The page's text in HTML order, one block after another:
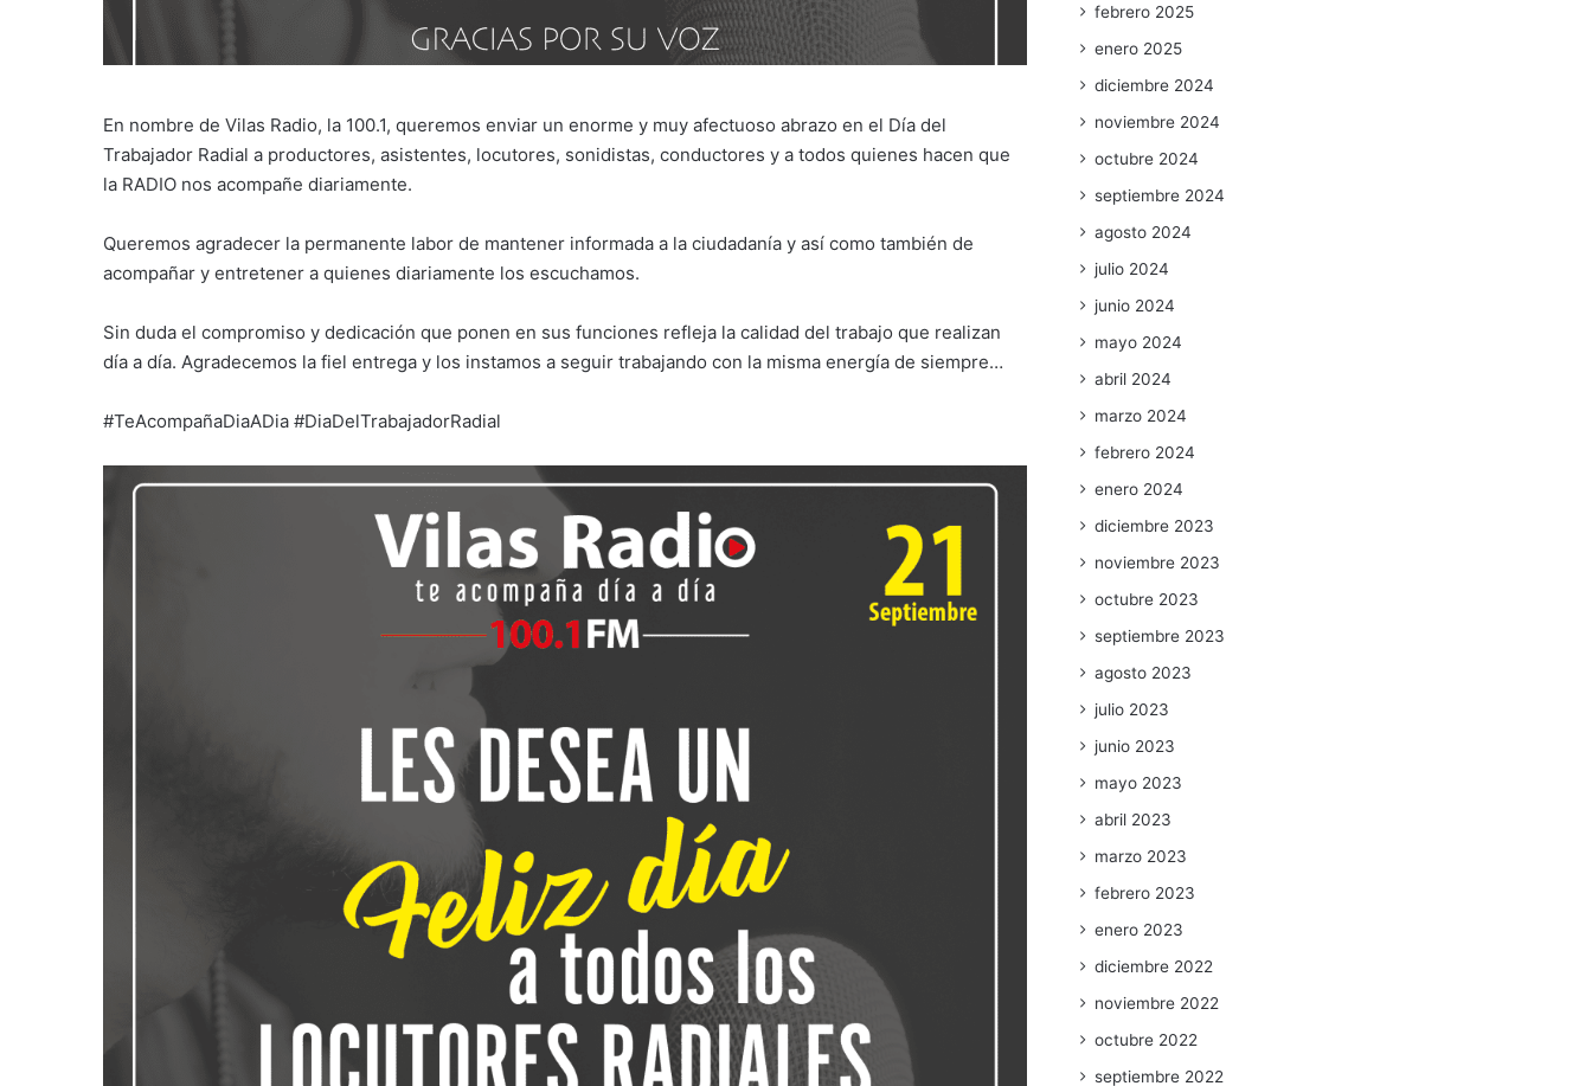
En nombre de Vilas Radio, la 100.1, queremos enviar un enorme y muy afectuoso abrazo en el Día del
Trabajador Radial a productores, asistentes, locutores, sonidistas, conductores y a todos quienes hacen que
la RADIO nos acompañe diariamente.
Queremos agradecer la permanente labor de mantener informada a la ciudadanía y así como también de
acompañar y entretener a quienes diariamente los escuchamos.
Sin duda el compromiso y dedicación que ponen en sus funciones refleja la calidad del trabajo que realizan
día a día. Agradecemos la fiel entrega y los instamos a seguir trabajando con la misma energía de siempre…
#TeAcompañaDiaADia #DiaDelTrabajadorRadial
febrero 2025
enero 2025
diciembre 2024
noviembre 2024
octubre 2024
septiembre 2024
agosto 2024
julio 2024
junio 2024
mayo 2024
abril 2024
marzo 2024
febrero 2024
enero 2024
diciembre 2023
noviembre 2023
octubre 2023
septiembre 2023
agosto 2023
julio 2023
junio 2023
mayo 2023
abril 2023
marzo 2023
febrero 2023
enero 2023
diciembre 2022
noviembre 2022
octubre 2022
septiembre 2022